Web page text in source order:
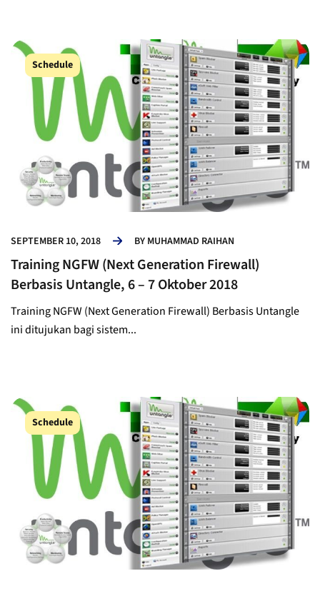
Schedule
SEPTEMBER 10, 2018 BY MUHAMMAD RAIHAN
Training NGFW (Next Generation Firewall)
Berbasis Untangle, 6 – 7 Oktober 2018
Training NGFW (Next Generation Firewall) Berbasis Untangle
ini ditujukan bagi sistem...
Schedule